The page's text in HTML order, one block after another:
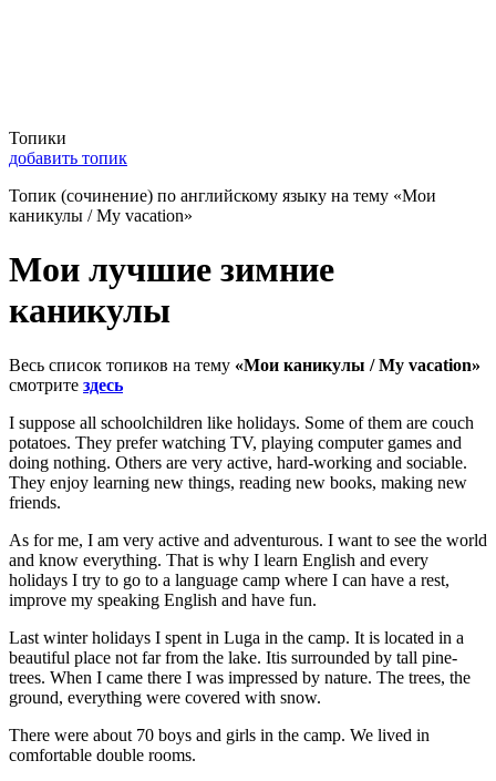
Топики
добавить топик
Топик (сочинение) по английскому языку на тему «Мои
каникулы / My vacation»
Мои лучшие зимние
каникулы
Весь список топиков на тему «Мои каникулы / My vacation»
смотрите здесь
I suppose all schoolchildren like holidays. Some of them are couch
potatoes. They prefer watching TV, playing computer games and
doing nothing. Others are very active, hard-working and sociable.
They enjoy learning new things, reading new books, making new
friends.
As for me, I am very active and adventurous. I want to see the world
and know everything. That is why I learn English and every
holidays I try to go to a language camp where I can have a rest,
improve my speaking English and have fun.
Last winter holidays I spent in Luga in the camp. It is located in a
beautiful place not far from the lake. Itis surrounded by tall pine-
trees. When I came there I was impressed by nature. The trees, the
ground, everything were covered with snow.
There were about 70 boys and girls in the camp. We lived in
comfortable double rooms.